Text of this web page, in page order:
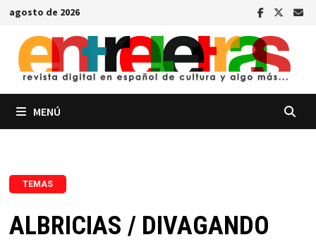
Saltar
contenido
agosto de 2026
MENÚ
TEMAS
ALBRICIAS / DIVAGANDO